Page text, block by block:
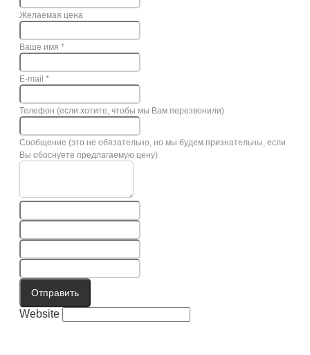
Желаемая цена
Ваше имя *
E-mail *
Телефон (если хотите, чтобы мы Вам перезвонили)
Сообщение (это не обязательно, но мы будем признательны, если
Вы обоснуете предлагаемую цену)
Отправить
Website